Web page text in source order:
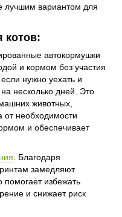
лучшим вариантом для
котов:
автокормушки
и кормом без участия
нужно уехать и
несколько дней. Это
животных,
от необходимости
и обеспечивает
. Благодаря
замедляют
избежать
и снижает риск